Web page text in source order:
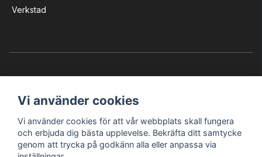
Verkstad
Instagram Facebook YouTube
Vi använder cookies
Vi använder cookies för att vår webbplats skall fungera
och erbjuda dig bästa upplevelse. Bekräfta ditt samtycke
genom att trycka på godkänn alla eller anpassa via